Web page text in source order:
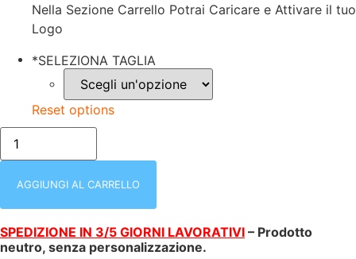
Nella Sezione Carrello Potrai Caricare e Attivare il tuo
Logo
*SELEZIONA TAGLIA
Reset options
BS363
PEAK
PILE
PILE
|
ZIP
AGGIUNGI AL CARRELLO
SPEDIZIONE IN 3/5 GIORNI LAVORATIVI – Prodotto
neutro, senza personalizzazione.